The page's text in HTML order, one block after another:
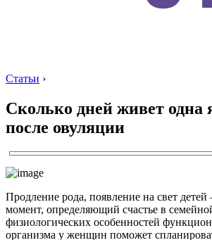
Статьи ›
Сколько дней живет одна
после овуляции
Продление рода, появление на свет
момент, определяющий счастье в
физиологических особенностей
организма у женщин поможет